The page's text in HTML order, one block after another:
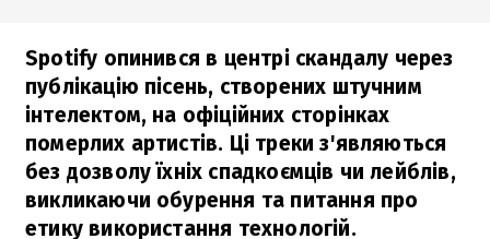
Spotify опинився в центрі скандалу через
публікацію пісень, створених штучним
інтелектом, на офіційних сторінках
померлих артистів. Ці треки з'являються
без дозволу їхніх спадкоємців чи лейблів,
викликаючи обурення та питання про
етику використання технологій.